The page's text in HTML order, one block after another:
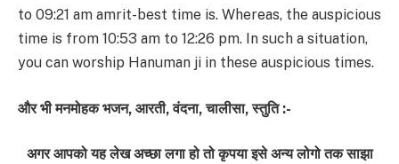
to 09:21 am amrit-best time is. Whereas, the auspicious
time is from 10:53 am to 12:26 pm. In such a situation,
you can worship Hanuman ji in these auspicious times.
और भी मनमोहक भजन, आरती, वंदना, चालीसा, स्तुति :-
अगर आपको यह लेख अच्छा लगा हो तो कृपया इसे अन्य लोगो तक साझा